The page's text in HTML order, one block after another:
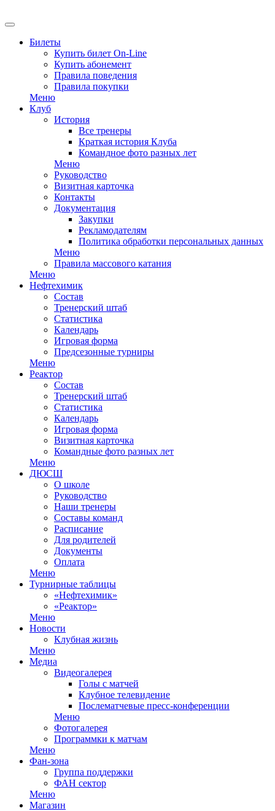
Билеты
Купить билет On-Line
Купить абонемент
Правила поведения
Правила покупки
Меню
Клуб
История
Все тренеры
Краткая история Клуба
Командное фото разных лет
Меню
Руководство
Визитная карточка
Контакты
Документация
Закупки
Рекламодателям
Политика обработки персональных данных
Меню
Правила массового катания
Меню
Нефтехимик
Состав
Тренерский штаб
Статистика
Календарь
Игровая форма
Предсезонные турниры
Меню
Реактор
Состав
Тренерский штаб
Статистика
Календарь
Игровая форма
Визитная карточка
Командные фото разных лет
Меню
ДЮСШ
О школе
Руководство
Наши тренеры
Составы команд
Расписание
Для родителей
Документы
Оплата
Меню
Турнирные таблицы
«Нефтехимик»
«Реактор»
Меню
Новости
Клубная жизнь
Меню
Медиа
Видеогалерея
Голы с матчей
Клубное телевидение
Послематчевые пресс-конференции
Меню
Фотогалерея
Программки к матчам
Меню
Фан-зона
Группа поддержки
ФАН сектор
Меню
Магазин